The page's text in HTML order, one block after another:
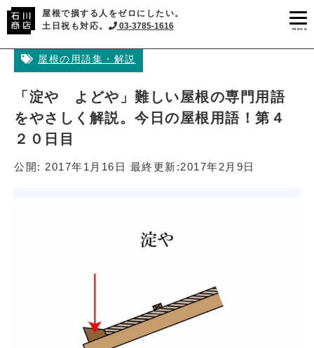
屋根で損する人をゼロにしたい。
土日祝も対応。
03-3785-1616 menu
屋根の用語集・解説
「淀や よどや」難しい屋根の専門用語
をやさしく解説。今日の屋根用語！第４
２０日目
公開: 2017年1月16日 最終更新:2017年2月9日